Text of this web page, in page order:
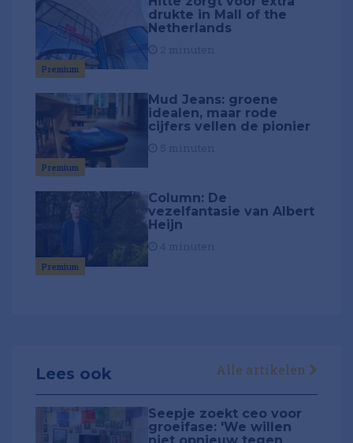
Premium
drukte in Mall of the
Netherlands
Premium
Mud Jeans: groene
idealen, maar rode
cijfers vellen de pionier
Premium
Column: De
vezelfantasie van Albert
Heijn
Lees ook Alle artikelen
Seepje zoekt ceo voor
groeifase: 'We willen